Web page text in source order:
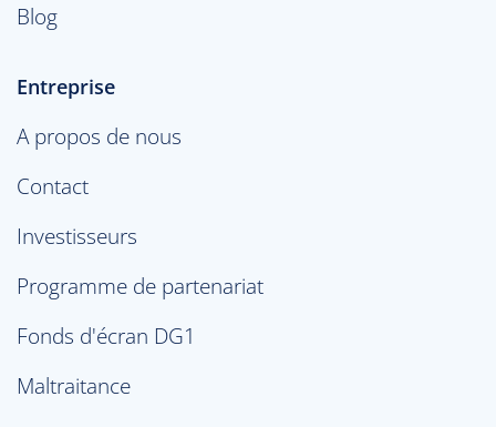
Blog
Entreprise
A propos de nous
Contact
Investisseurs
Programme de partenariat
Fonds d'écran DG1
Maltraitance